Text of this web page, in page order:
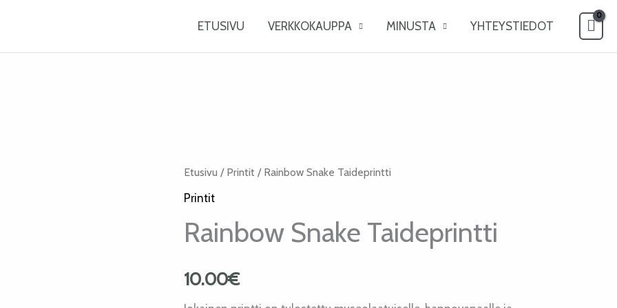
ETUSIVU VERKKOKAUPPA MINUSTA YHTEYSTIEDOT
Etusivu / Printit / Rainbow Snake Taideprintti
Printit
Rainbow Snake Taideprintti
10.00€
Rainbow
Snake
määrä